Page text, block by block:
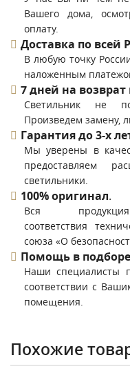
Вашего дома,
оплату.
Доставка по всей
В любую точку
наложенным
7 дней на
Светильник не
Произведем замену,
Гарантия до 3-х
Мы уверены в
предоставляем
светильники.
100% оригинал.
Вся
соответствия
союза «О
Помощь в подборе
Наши специалисты
соответствии с
помещения.
Похожие